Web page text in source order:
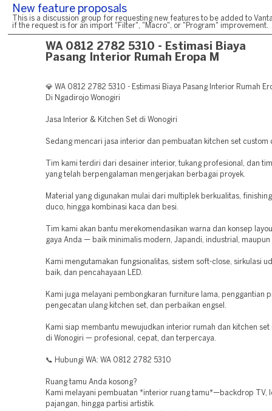
New feature proposals
This is a discussion group for requesting new features to be added to
if the request is for an import "Filter", "Macro", or "Program" improvement.
WA 0812 2782 5310 - Estimasi Biaya
Pasang Interior Rumah Eropa M
💎 WA 0812 2782 5310 - Estimasi Biaya Pasang Interior Rumah
Di Ngadirojo Wonogiri
Jasa Interior & Kitchen Set di Wonogiri
Sedang mencari jasa interior dan pembuatan kitchen set custom
Tim kami terdiri dari desainer interior, tukang profesional, dan
yang telah berpengalaman mengerjakan berbagai proyek.
Material yang digunakan mulai dari multiplek berkualitas,
duco, hingga kombinasi kaca dan besi.
Tim kami akan bantu merekomendasikan warna dan konsep
gaya Anda — baik minimalis modern, Japandi, industrial, maupun
Kami mengutamakan fungsionalitas, sistem soft-close, sirkulasi
baik, dan pencahayaan LED.
Kami juga melayani pembongkaran furniture lama, penggantian
pengecatan ulang kitchen set, dan perbaikan engsel.
Kami siap membantu mewujudkan interior rumah dan kitchen set
di Wonogiri — profesional, cepat, dan terpercaya.
📞 Hubungi WA: WA 0812 2782 5310
Ruang tamu Anda kosong?
Kami melayani pembuatan *interior ruang tamu*—backdrop TV,
pajangan, hingga partisi artistik.